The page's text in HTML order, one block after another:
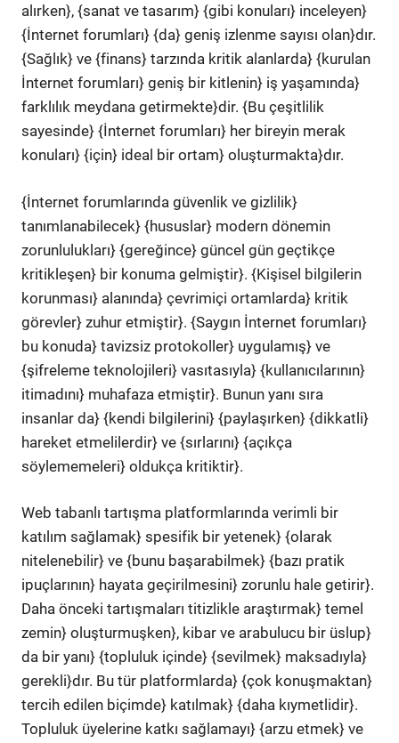
alırken}, {sanat ve tasarım} {gibi konuları} inceleyen}
{İnternet forumları} {da} geniş izlenme sayısı olan}dır.
{Sağlık} ve {finans} tarzında kritik alanlarda} {kurulan
İnternet forumları} geniş bir kitlenin} iş yaşamında}
farklılık meydana getirmekte}dir. {Bu çeşitlilik
sayesinde} {İnternet forumları} her bireyin merak
konuları} {için} ideal bir ortam} oluşturmakta}dır.
{İnternet forumlarında güvenlik ve gizlilik}
tanımlanabilecek} {hususlar} modern dönemin
zorunlulukları} {gereğince} güncel gün geçtikçe
kritikleşen} bir konuma gelmiştir}. {Kişisel bilgilerin
korunması} alanında} çevrimiçi ortamlarda} kritik
görevler} zuhur etmiştir}. {Saygın İnternet forumları}
bu konuda} tavizsiz protokoller} uygulamış} ve
{şifreleme teknolojileri} vasıtasıyla} {kullanıcılarının}
itimadını} muhafaza etmiştir}. Bunun yanı sıra
insanlar da} {kendi bilgilerini} {paylaşırken} {dikkatli}
hareket etmelilerdir} ve {sırlarını} {açıkça
söylememeleri} oldukça kritiktir}.
Web tabanlı tartışma platformlarında verimli bir
katılım sağlamak} spesifik bir yetenek} {olarak
nitelenebilir} ve {bunu başarabilmek} {bazı pratik
ipuçlarının} hayata geçirilmesini} zorunlu hale getirir}.
Daha önceki tartışmaları titizlikle araştırmak} temel
zemin} oluşturmuşken}, kibar ve arabulucu bir üslup}
da bir yanı} {topluluk içinde} {sevilmek} maksadıyla}
gerekli}dır. Bu tür platformlarda} {çok konuşmaktan}
tercih edilen biçimde} katılmak} {daha kıymetlidir}.
Topluluk üyelerine katkı sağlamayı} {arzu etmek} ve